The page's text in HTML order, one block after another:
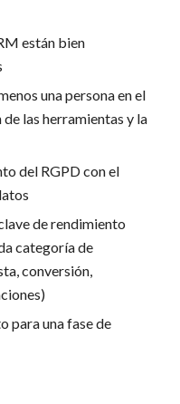
están bien
una persona en el
las herramientas y la
del RGPD con el
de rendimiento
categoría de
conversión,
para una fase de